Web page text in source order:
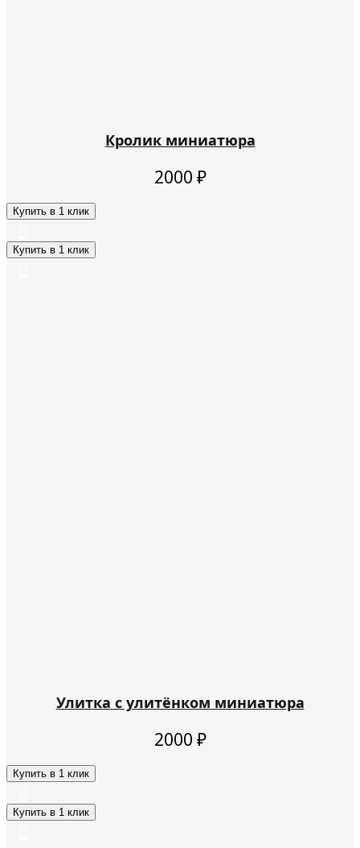
Кролик миниатюра
2000 ₽
Купить в 1 клик
Купить в 1 клик
Улитка с улитёнком миниатюра
2000 ₽
Купить в 1 клик
Купить в 1 клик